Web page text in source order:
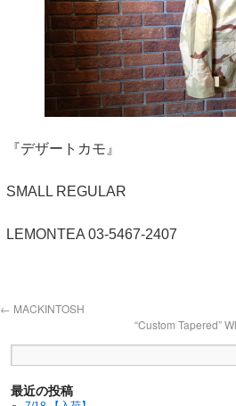
『デザートカモ』
SMALL REGULAR
LEMONTEA 03-5467-2407
← MACKINTOSH
“Custom Tapered”
最近の投稿